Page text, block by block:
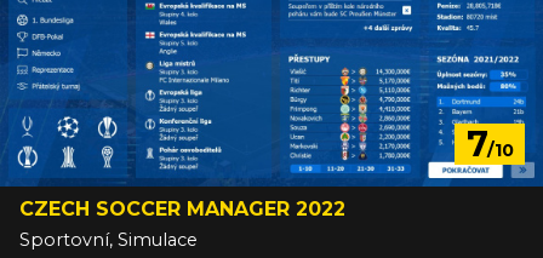
7/10
CZECH SOCCER MANAGER 2022
Sportovní, Simulace